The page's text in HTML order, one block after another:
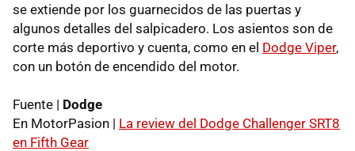
se extiende por los guarnecidos de las puertas y
algunos detalles del salpicadero. Los asientos son de
corte más deportivo y cuenta, como en el Dodge Viper,
con un botón de encendido del motor.
Fuente | Dodge
En MotorPasion | La review del Dodge Challenger SRT8
en Fifth Gear